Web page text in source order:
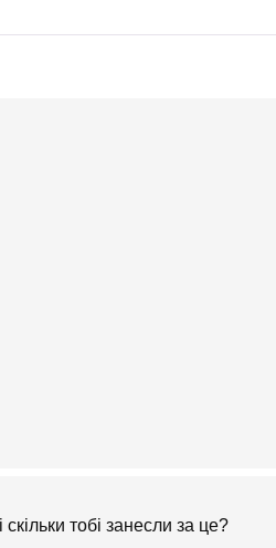
тобі занесли за це?